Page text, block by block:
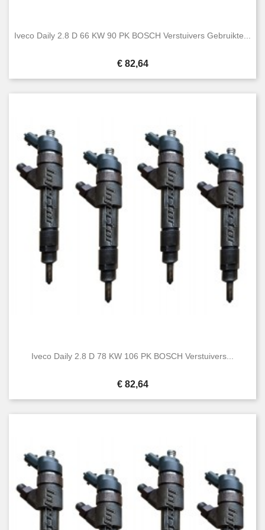
Iveco Daily 2.8 D 66 KW 90 PK BOSCH Verstuivers Gebruikte...
Prijs
€ 82,64
Iveco Daily 2.8 D 78 KW 106 PK BOSCH Verstuivers...
Prijs
€ 82,64